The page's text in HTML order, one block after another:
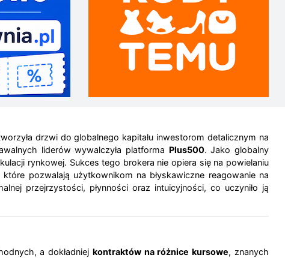
drzwi do globalnego kapitału inwestorom detalicznym na
liderów wywalczyła platforma Plus500. Jako globalny
rynkowej. Sukces tego brokera nie opiera się na powielaniu
pozwalają użytkownikom na błyskawiczne reagowanie na
przejrzystości, płynności oraz intuicyjności, co uczyniło ją
a dokładniej kontraktów na różnice kursowe, znanych